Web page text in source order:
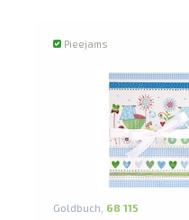
Pieejams
Goldbuch, 68 115